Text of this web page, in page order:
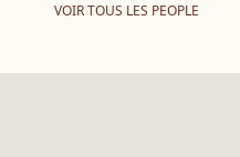
VOIR TOUS LES PEOPLE